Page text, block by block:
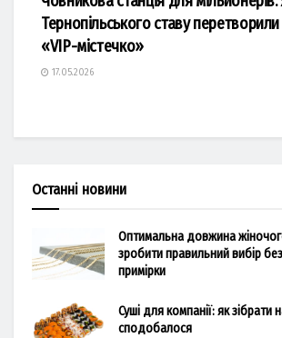
Тернопільського ставу
«VIP-містечко»
17.05.2026
Останні новини
Оптимальна довжина
зробити правильний вибір
примірки
Суші для компанії: як зібрати
сподобалося